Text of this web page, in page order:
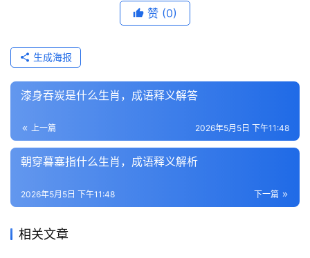
赞 (0)
生成海报
漆身吞炭是什么生肖，成语释义解答
上一篇 2026年5月5日 下午11:48
朝穿暮塞指什么生肖，成语释义解析
下一篇
2026年5月5日 下午11:48
相关文章